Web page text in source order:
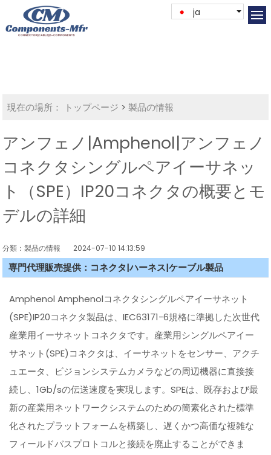
ja
現在の場所： トップページ >製品の情報
アンフェノ|Amphenol|アンフェノ
コネクタシングルペアイーサネッ
ト（SPE）IP20コネクタの概要とモ
デルの詳細
分類：製品の情報 2024-07-10 14:13:59
専門代理販売提供：コネクタ|ハーネス|ケーブル製品
Amphenol Amphenolコネクタシングルペアイーサネット
(SPE)IP20コネクタ製品は、IEC63171-6規格に準拠した次世代
産業用イーサネットコネクタです。産業用シングルペアイー
サネット(SPE)コネクタは、イーサネットをセンサー、アクチ
ュエータ、ビジョンシステムカメラなどの周辺機器に直接接
続し、1Gb/sの伝送速度を実現します。SPEは、既存および最
新の産業用ネットワークシステムのための簡素化された標準
化されたプラットフォームを構築し、遅くかつ高価な複雑な
フィールドバスプロトコルと接続を廃止することができま